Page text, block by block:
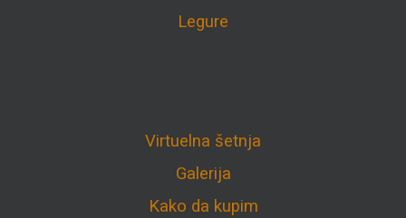
Legure
Virtuelna šetnja
Galerija
Kako da kupim